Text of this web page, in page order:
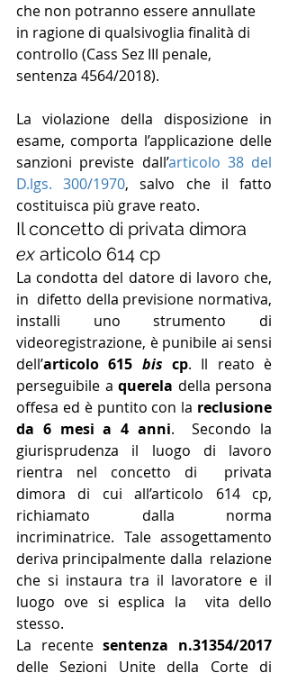
che non potranno essere annullate
in ragione di qualsivoglia finalità di
controllo (Cass Sez III penale,
sentenza 4564/2018).
La violazione della disposizione in
esame, comporta l’applicazione delle
sanzioni previste dall’articolo 38 del
D.lgs. 300/1970, salvo che il fatto
costituisca più grave reato.
Il concetto di privata dimora
ex articolo 614 cp
La condotta del datore di lavoro che,
in  difetto della previsione normativa,
installi uno strumento di
videoregistrazione, è punibile ai sensi
dell’articolo 615 bis cp. Il reato è
perseguibile a querela della persona
offesa ed è puntito con la reclusione
da 6 mesi a 4 anni.  Secondo la
giurisprudenza il luogo di lavoro
rientra nel concetto di  privata
dimora di cui all’articolo 614 cp,
richiamato dalla norma
incriminatrice. Tale assogettamento
deriva principalmente dalla  relazione
che si instaura tra il lavoratore e il
luogo ove si esplica la  vita dello
stesso.
La recente sentenza n.31354/2017
delle Sezioni Unite della Corte di